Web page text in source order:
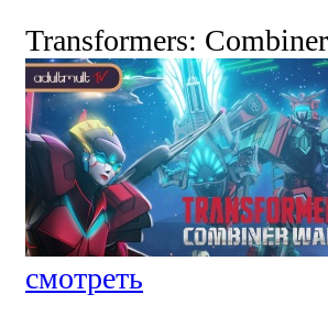
Transformers:
смотреть